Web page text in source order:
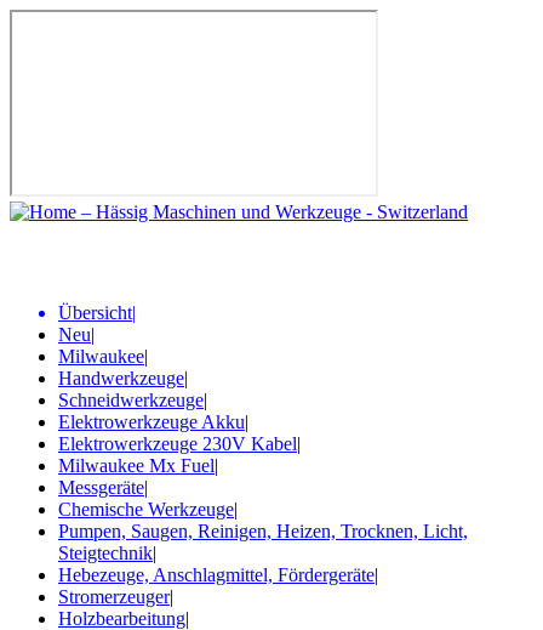
Übersicht|
Neu|
Milwaukee|
Handwerkzeuge|
Schneidwerkzeuge|
Elektrowerkzeuge Akku|
Elektrowerkzeuge 230V Kabel|
Milwaukee Mx Fuel|
Messgeräte|
Chemische Werkzeuge|
Pumpen, Saugen, Reinigen, Heizen, Trocknen, Licht,
Steigtechnik|
Hebezeuge, Anschlagmittel, Fördergeräte|
Stromerzeuger|
Holzbearbeitung|